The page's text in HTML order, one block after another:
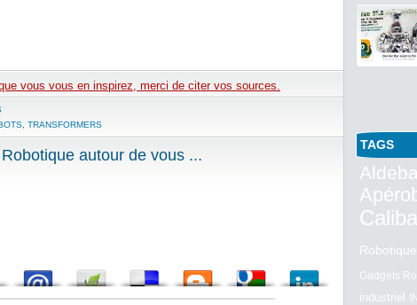
vous vous en inspirez, merci de citer vos sources.
TRANSFORMERS
autour de vous ...
TAGS
Robotique
Gadgets
industriel